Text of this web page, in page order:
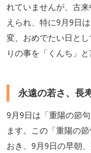
れていませんが、古
えられ、特に9月9日
変、おめでたい日と
りの事を「くんち」
永遠の若さ、長
9月9日は「重陽の節
ます。この「重陽の
おき、9月9日の早朝